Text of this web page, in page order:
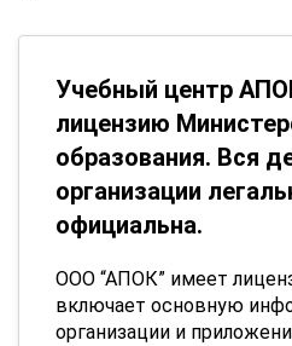
Учебный центр
лицензию
образования. Вся
организации
официальна.
ООО “АПОК” имеет
включает основную
организации и